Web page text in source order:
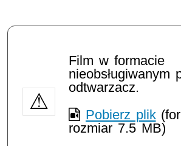
Film w formacie
nieobsługiwanym
odtwarzacz.
Pobierz plik
rozmiar 7.5 MB)